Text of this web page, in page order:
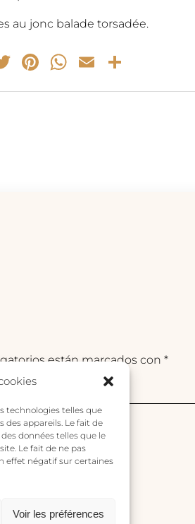
technologies telles que
des appareils. Le fait de
données telles que le
Le fait de ne pas
effet négatif sur certaines
Voir les préférences
au jonc balade torsadée.
Twitter
Pinterest
WhatsApp
Email
están marcados con *